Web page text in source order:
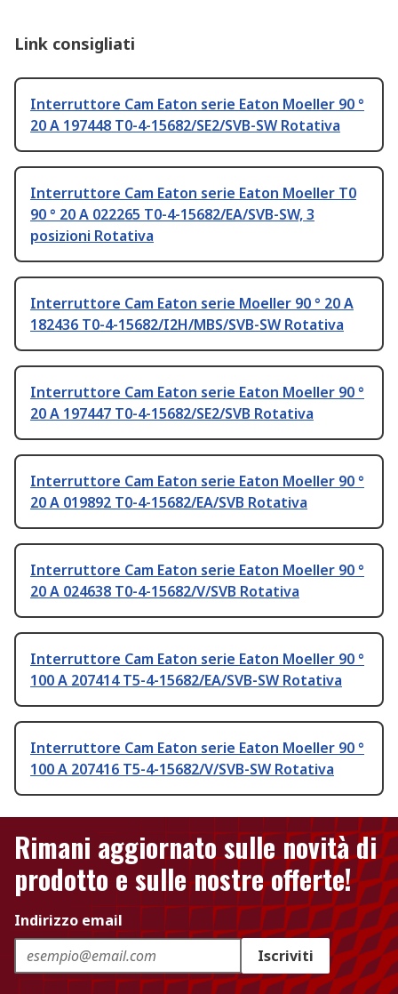
Link consigliati
Interruttore Cam Eaton serie Eaton Moeller 90 °
20 A 197448 T0-4-15682/SE2/SVB-SW Rotativa
Interruttore Cam Eaton serie Eaton Moeller T0
90 ° 20 A 022265 T0-4-15682/EA/SVB-SW, 3
posizioni Rotativa
Interruttore Cam Eaton serie Moeller 90 ° 20 A
182436 T0-4-15682/I2H/MBS/SVB-SW Rotativa
Interruttore Cam Eaton serie Eaton Moeller 90 °
20 A 197447 T0-4-15682/SE2/SVB Rotativa
Interruttore Cam Eaton serie Eaton Moeller 90 °
20 A 019892 T0-4-15682/EA/SVB Rotativa
Interruttore Cam Eaton serie Eaton Moeller 90 °
20 A 024638 T0-4-15682/V/SVB Rotativa
Interruttore Cam Eaton serie Eaton Moeller 90 °
100 A 207414 T5-4-15682/EA/SVB-SW Rotativa
Interruttore Cam Eaton serie Eaton Moeller 90 °
100 A 207416 T5-4-15682/V/SVB-SW Rotativa
Rimani aggiornato sulle novità di
prodotto e sulle nostre offerte!
Indirizzo email
Iscriviti